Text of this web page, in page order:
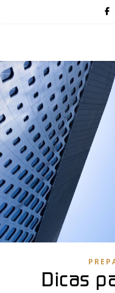
Dicas